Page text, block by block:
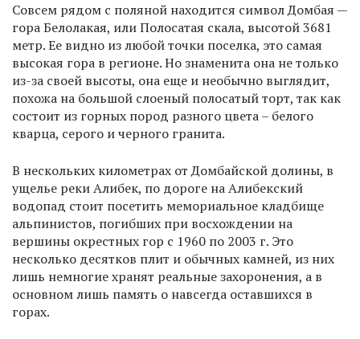
Совсем рядом с поляной находится символ Домбая —
гора Белолакая, или Полосатая скала, высотой 3681
метр. Ее видно из любой точки поселка, это самая
высокая гора в регионе. Но знаменита она не только
из-за своей высоты, она еще и необычно выглядит,
похожа на большой слоеный полосатый торт, так как
состоит из горных пород разного цвета – белого
кварца, серого и черного гранита.
В нескольких километрах от Домбайской долины, в
ущелье реки Алибек, по дороге на Алибекский
водопад стоит посетить мемориальное кладбище
альпинистов, погибших при восхождении на
вершины окрестных гор с 1960 по 2003 г. Это
несколько десятков плит и обычных камней, из них
лишь немногие хранят реальные захоронения, а в
основном лишь память о навсегда оставшихся в
горах.